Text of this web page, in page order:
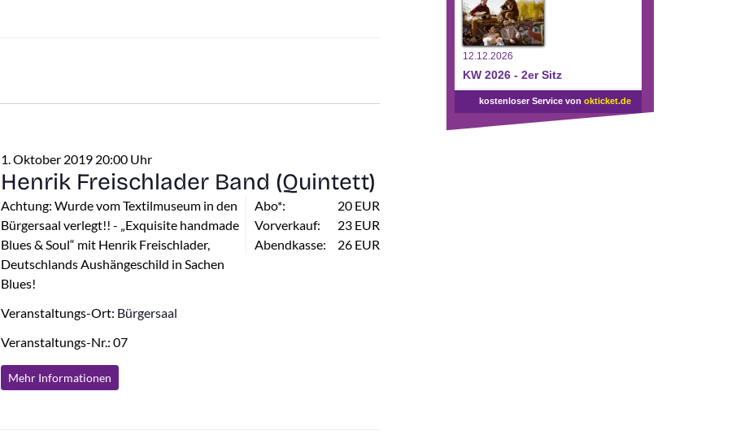
1. Oktober 2019 20:00 Uhr
Henrik Freischlader Band (Quintett)
Achtung: Wurde vom Textilmuseum in den
Bürgersaal verlegt!! - „Exquisite handmade
Blues & Soul“ mit Henrik Freischlader,
Deutschlands Aushängeschild in Sachen
Blues!
Veranstaltungs-Ort: Bürgersaal
Veranstaltungs-Nr.: 07
Abo*:
20 EUR
Vorverkauf:
23 EUR
Abendkasse:
26 EUR
Mehr Informationen
12.12.2026
KW 2026 - 2er Sitz
kostenloser Service von okticket.de